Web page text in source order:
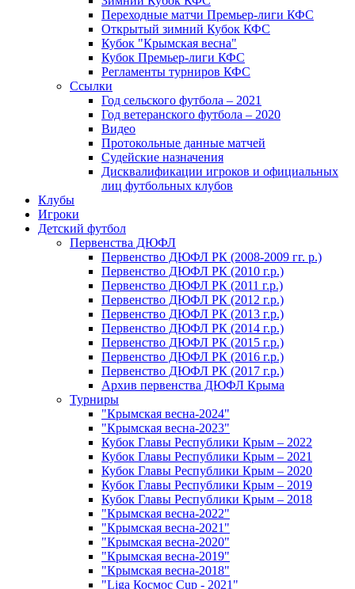
Переходные матчи Премьер-лиги КФС
Открытый зимний Кубок КФС
Кубок "Крымская весна"
Кубок Премьер-лиги КФС
Регламенты турниров КФС
Ссылки
Год сельского футбола – 2021
Год ветеранского футбола – 2020
Видео
Протокольные данные матчей
Судейские назначения
Дисквалификации игроков и официальных
лиц футбольных клубов
Клубы
Игроки
Детский футбол
Первенства ДЮФЛ
Первенство ДЮФЛ РК (2008-2009 гг. р.)
Первенство ДЮФЛ РК (2010 г.р.)
Первенство ДЮФЛ РК (2011 г.р.)
Первенство ДЮФЛ РК (2012 г.р.)
Первенство ДЮФЛ РК (2013 г.р.)
Первенство ДЮФЛ РК (2014 г.р.)
Первенство ДЮФЛ РК (2015 г.р.)
Первенство ДЮФЛ РК (2016 г.р.)
Первенство ДЮФЛ РК (2017 г.р.)
Архив первенства ДЮФЛ Крыма
Турниры
"Крымская весна-2024"
"Крымская весна-2023"
Кубок Главы Республики Крым – 2022
Кубок Главы Республики Крым – 2021
Кубок Главы Республики Крым – 2020
Кубок Главы Республики Крым – 2019
Кубок Главы Республики Крым – 2018
"Крымская весна-2022"
"Крымская весна-2021"
"Крымская весна-2020"
"Крымская весна-2019"
"Крымская весна-2018"
"Liga Космос Cup - 2021"